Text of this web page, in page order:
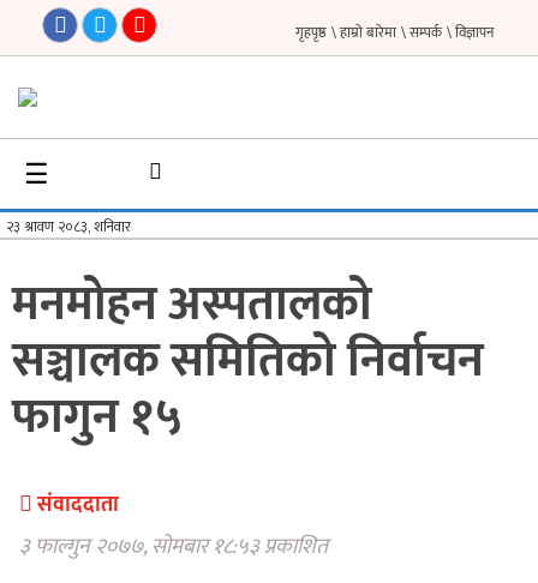
समाचार
सौन्दर्य
अन्तर्वार्ता
विचार
फर्मा
वैकल्पिक
\ विज्ञापन
\ सम्पर्क
\ हाम्रो बारेमा
गृहपृष्ठ
☰
मनमोहन अस्पतालको
सञ्चालक समितिको निर्वाचन
फागुन १५
संवाददाता
३ फाल्गुन २०७७, सोमबार १८:५३ प्रकाशित